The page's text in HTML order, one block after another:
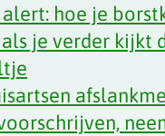
alert: hoe je
je verder kijkt